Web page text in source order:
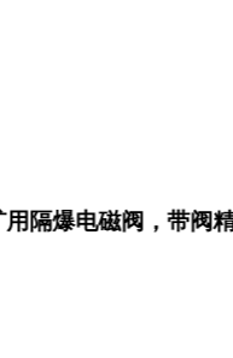
爆电磁阀，带阀精